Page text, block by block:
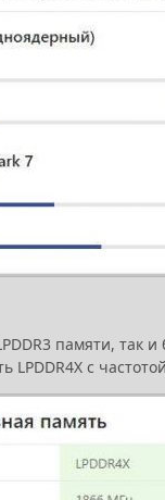
памяти, так
с